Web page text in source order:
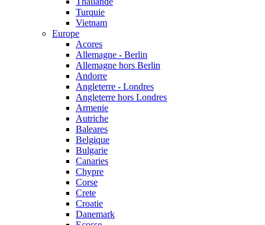
Turquie
Vietnam
Europe
Acores
Allemagne - Berlin
Allemagne hors Berlin
Andorre
Angleterre - Londres
Angleterre hors Londres
Armenie
Autriche
Baleares
Belgique
Bulgarie
Canaries
Chypre
Corse
Crete
Croatie
Danemark